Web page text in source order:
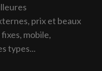
prix et beaux
mobile,
types...